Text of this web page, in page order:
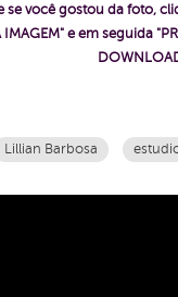
você gostou da foto,
e em seguida
Lillian Barbosa